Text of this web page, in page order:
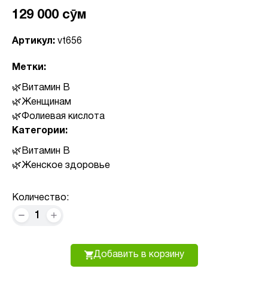
129 000 сӯм
Артикул: vt656
Метки:
Витамин B
Женщинам
Фолиевая кислота
Категории:
Витамин B
Женское здоровье
Количество:
1
Добавить в корзину